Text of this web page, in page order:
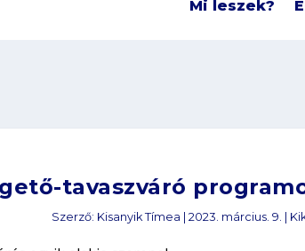
Mi leszek?
tavaszváró
Szerző: Kisanyik Tímea |2023. március. 9.